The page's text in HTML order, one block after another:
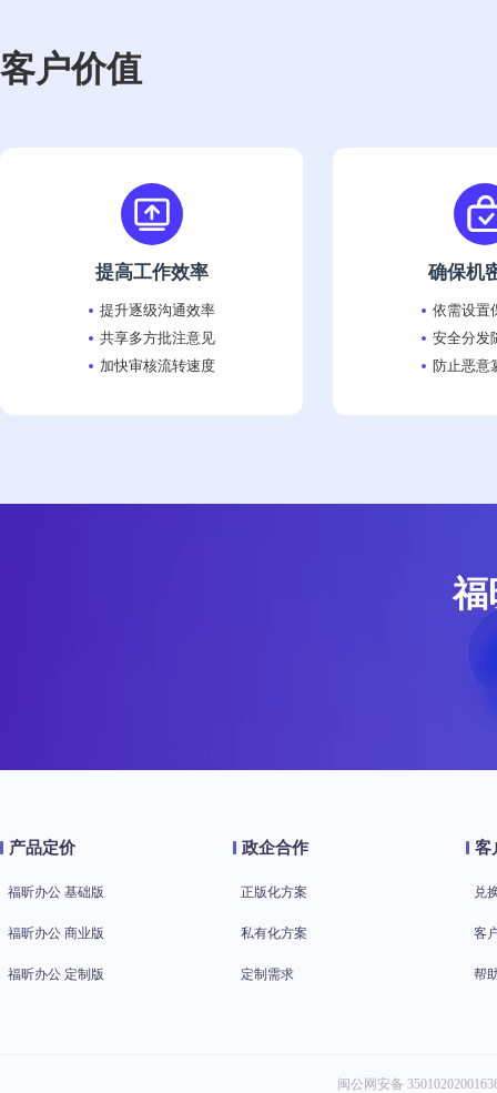
客户价值
提高工作效率
提升逐级沟通效率
共享多方批注意见
加快审核流转速度
确保机
依需设置
安全分发
防止恶意
福
产品定价
福昕办公 基础版
福昕办公 商业版
福昕办公 定制版
政企合作
正版化方案
私有化方案
定制需求
客
兑
客
帮
闽公网安备